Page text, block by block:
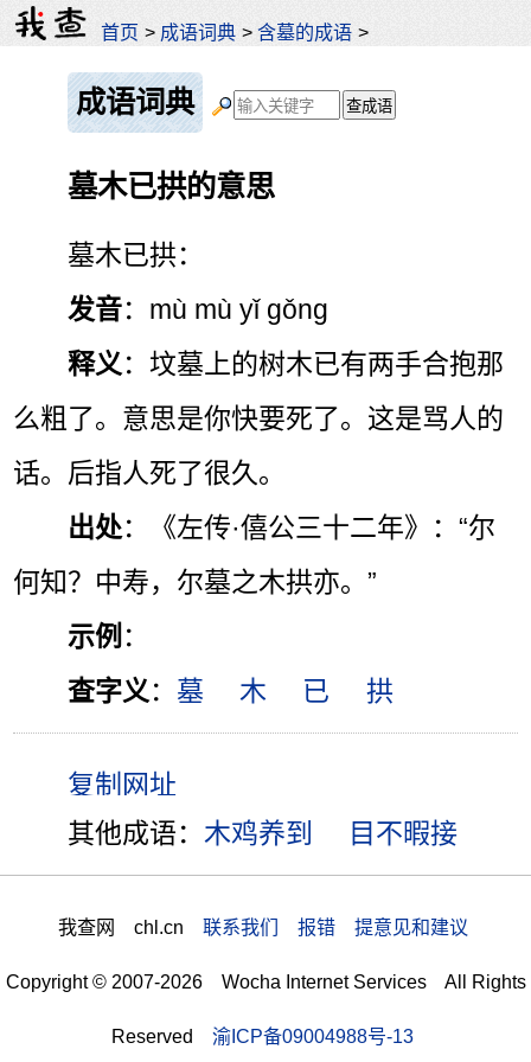
首页 > 成语词典 >含墓的成语 >
成语词典
墓木已拱的意思
墓木已拱：
发音：mù mù yǐ gǒng
释义 ：坟墓上的树木已有两手合抱那
么粗了。意思是你快要死了。这是骂人的
话。后指人死了很久。
出处：《左传·僖公三十二年》：“尔
何知？中寿，尔墓之木拱亦。”
示例 ：
查字义 ： 墓 木 已 拱
其他成语：木鸡养到 目不暇接
我查网 chl.cn 联系我们 报错 提意见和建议
Copyright © 2007-2026 Wocha Internet Services All Rights
Reserved 渝ICP备09004988号-13